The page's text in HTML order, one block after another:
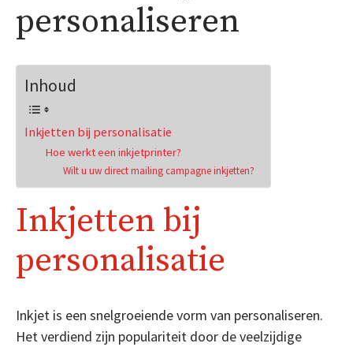
personaliseren
Inhoud
Inkjetten bij personalisatie
Hoe werkt een inkjetprinter?
Wilt u uw direct mailing campagne inkjetten?
Inkjetten bij
personalisatie
Inkjet is een snelgroeiende vorm van personaliseren.
Het verdiend zijn populariteit door de veelzijdige